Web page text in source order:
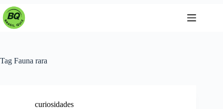
Pular
para
Tag Fauna rara
curiosidades